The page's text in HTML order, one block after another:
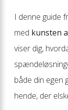
I denne guide
med kunsten
viser dig,
både din egen
hende, der